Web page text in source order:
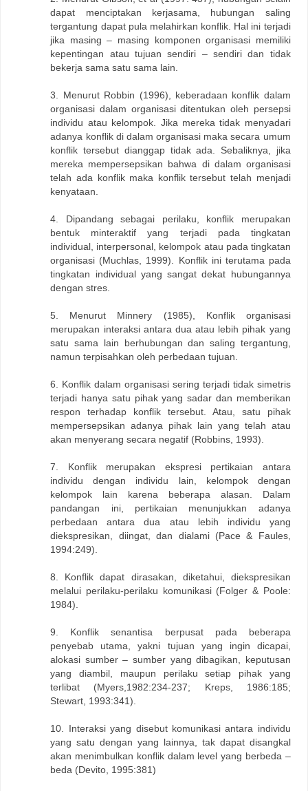
dapat menciptakan kerjasama, hubungan saling
tergantung dapat pula melahirkan konflik. Hal ini terjadi
jika masing – masing komponen organisasi memiliki
kepentingan atau tujuan sendiri – sendiri dan tidak
bekerja sama satu sama lain.
3. Menurut Robbin (1996), keberadaan konflik dalam
organisasi dalam organisasi ditentukan oleh persepsi
individu atau kelompok. Jika mereka tidak menyadari
adanya konflik di dalam organisasi maka secara umum
konflik tersebut dianggap tidak ada. Sebaliknya, jika
mereka mempersepsikan bahwa di dalam organisasi
telah ada konflik maka konflik tersebut telah menjadi
kenyataan.
4. Dipandang sebagai perilaku, konflik merupakan
bentuk minteraktif yang terjadi pada tingkatan
individual, interpersonal, kelompok atau pada tingkatan
organisasi (Muchlas, 1999). Konflik ini terutama pada
tingkatan individual yang sangat dekat hubungannya
dengan stres.
5. Menurut Minnery (1985), Konflik organisasi
merupakan interaksi antara dua atau lebih pihak yang
satu sama lain berhubungan dan saling tergantung,
namun terpisahkan oleh perbedaan tujuan.
6. Konflik dalam organisasi sering terjadi tidak simetris
terjadi hanya satu pihak yang sadar dan memberikan
respon terhadap konflik tersebut. Atau, satu pihak
mempersepsikan adanya pihak lain yang telah atau
akan menyerang secara negatif (Robbins, 1993).
7. Konflik merupakan ekspresi pertikaian antara
individu dengan individu lain, kelompok dengan
kelompok lain karena beberapa alasan. Dalam
pandangan ini, pertikaian menunjukkan adanya
perbedaan antara dua atau lebih individu yang
diekspresikan, diingat, dan dialami (Pace & Faules,
1994:249).
8. Konflik dapat dirasakan, diketahui, diekspresikan
melalui perilaku-perilaku komunikasi (Folger & Poole:
1984).
9. Konflik senantisa berpusat pada beberapa
penyebab utama, yakni tujuan yang ingin dicapai,
alokasi sumber – sumber yang dibagikan, keputusan
yang diambil, maupun perilaku setiap pihak yang
terlibat (Myers,1982:234-237; Kreps, 1986:185;
Stewart, 1993:341).
10. Interaksi yang disebut komunikasi antara individu
yang satu dengan yang lainnya, tak dapat disangkal
akan menimbulkan konflik dalam level yang berbeda –
beda (Devito, 1995:381)